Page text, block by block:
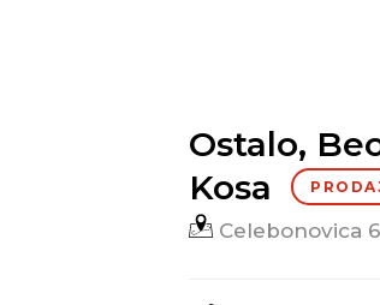
Ostalo,
Kosa
Celebonovica